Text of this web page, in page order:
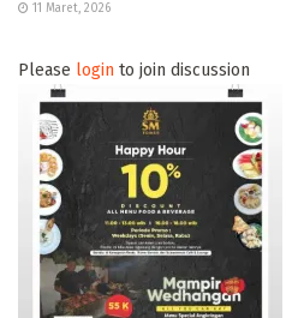
11 Maret, 2026
Please login to join discussion